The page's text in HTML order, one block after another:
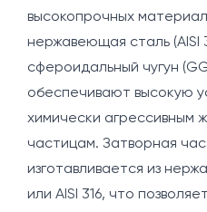
высокопрочных
нержавеющая сталь (AISI
сфероидальный чугун
обеспечивают высокую
химически агрессивным
частицам. Затворная
изготавливается из
или AISI 316, что